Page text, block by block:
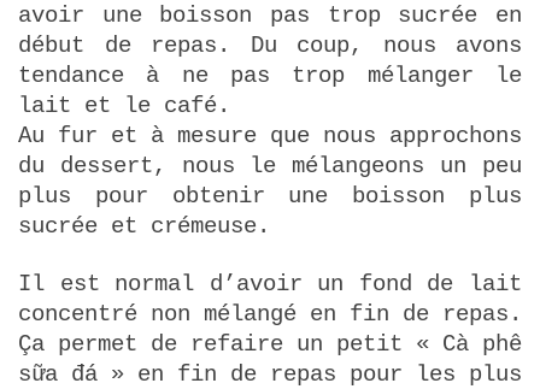
avoir une boisson pas trop sucrée en
début de repas. Du coup, nous avons
tendance à ne pas trop mélanger le
lait et le café.
Au fur et à mesure que nous approchons
du dessert, nous le mélangeons un peu
plus pour obtenir une boisson plus
sucrée et crémeuse.
Il est normal d’avoir un fond de lait
concentré non mélangé en fin de repas.
Ça permet de refaire un petit « Cà phê
sữa đá » en fin de repas pour les plus